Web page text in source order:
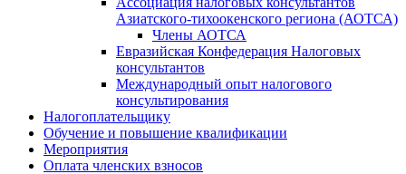
Азиатского-тихоокенского региона (АОТСА)
Члены АОТСА
Евразийская Конфедерация Налоговых
консультантов
Международный опыт налогового
консультирования
Налогоплательщику
Обучение и повышение квалификации
Мероприятия
Оплата членских взносов